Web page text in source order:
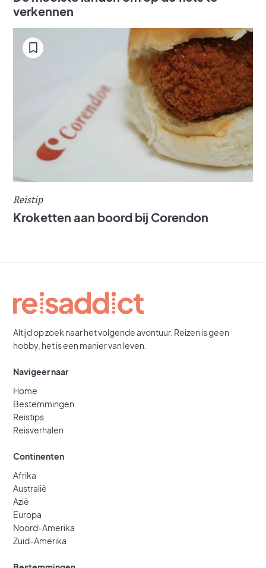
verkennen
Reistip
Kroketten aan boord bij Corendon
Altijd op zoek naar het volgende avontuur. Reizen is geen
hobby, het is een manier van leven.
Navigeer naar
Home
Bestemmingen
Reistips
Reisverhalen
Continenten
Afrika
Australië
Azië
Europa
Noord-Amerika
Zuid-Amerika